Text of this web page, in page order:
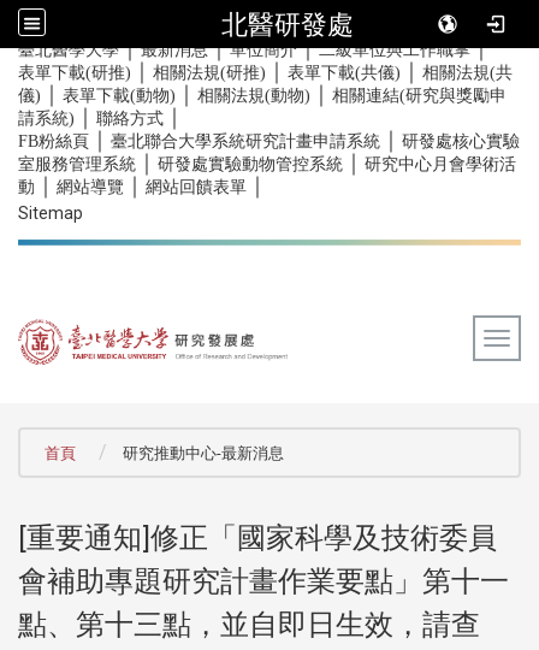
北醫研發處
::: 臺北醫學大學｜最新消息｜單位簡介｜二級單位與工作職掌｜
表單下載(研推) 相關法規(研推) 表單下載(共儀)
相關法規(共
儀)
表單下載(動物) 相關法規(動物)
相關連結(研究與獎勵申
請系統)
聯絡方式
FB粉絲頁 臺北聯合大學系統研究計畫申請系統
研發處核心實驗
室服務管理系統
研發處實驗動物管控系統
研究中心月會學術活
動
網站導覽 網站回饋表單
Sitemap
首頁 研究推動中心-最新消息
[重要通知]修正「國家科學及技術委員
會補助專題研究計畫作業要點」第十一
點、第十三點，並自即日生效，請查